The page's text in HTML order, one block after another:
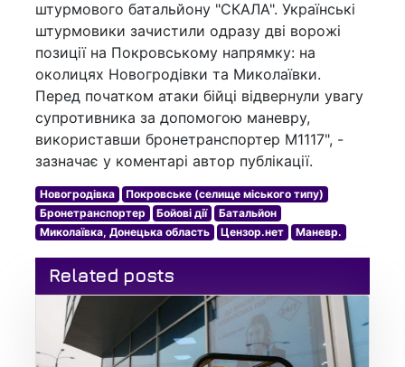
штурмового батальйону "СКАЛА". Українські
штурмовики зачистили одразу дві ворожі
позиції на Покровському напрямку: на
околицях Новогродівки та Миколаївки.
Перед початком атаки бійці відвернули увагу
супротивника за допомогою маневру,
використавши бронетранспортер M1117", -
зазначає у коментарі автор публікації.
Новогродівка
Покровське (селище міського типу)
Бронетранспортер
Бойові дії
Батальйон
Миколаївка, Донецька область
Цензор.нет Маневр.
Related posts